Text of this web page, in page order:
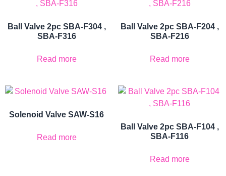
Ball Valve 2pc SBA-F304 ,
SBA-F316
Read more
Ball Valve 2pc SBA-F204 ,
SBA-F216
Read more
Solenoid Valve SAW-S16
Read more
Ball Valve 2pc SBA-F104 ,
SBA-F116
Read more